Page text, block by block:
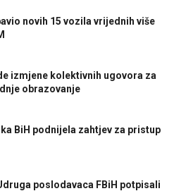
novih 15 vozila vrijednih više
izmjene kolektivnih ugovora za
obrazovanje
BiH podnijela zahtjev za pristup
poslodavaca FBiH potpisali